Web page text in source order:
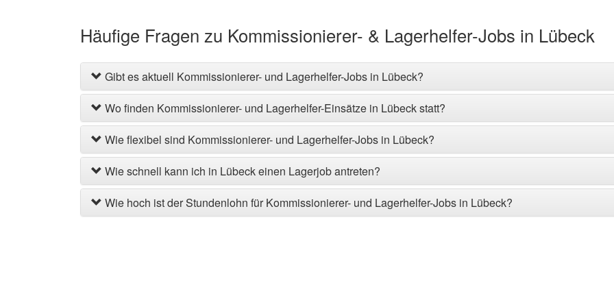
Häufige Fragen zu Kommissionierer- & Lagerhelfer-Jobs in Lübeck
Gibt es aktuell Kommissionierer- und Lagerhelfer-Jobs in Lübeck?
Wo finden Kommissionierer- und Lagerhelfer-Einsätze in Lübeck statt?
Wie flexibel sind Kommissionierer- und Lagerhelfer-Jobs in Lübeck?
Wie schnell kann ich in Lübeck einen Lagerjob antreten?
Wie hoch ist der Stundenlohn für Kommissionierer- und Lagerhelfer-Jobs in Lübeck?